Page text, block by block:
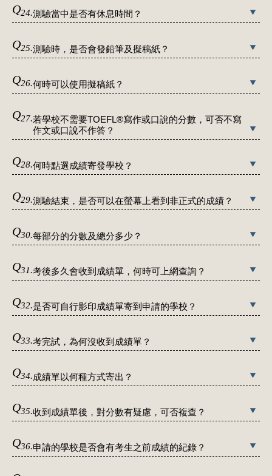
Q24.測驗當中是否有休息時間？
Q25.測驗時，是否會發鉛筆及擬稿紙？
Q26.何時可以使用擬稿紙？
Q27.若學校不需要TOEFL®寫作或口說的分數，可否不寫
作文或口說不作答？
Q28.何時點選成績寄發學校？
Q29.測驗結束，是否可以在螢幕上看到非正式的成績？
Q30.每部分的分數及總分多少？
Q31.考後多久會收到成績單，何時可上網查詢？
Q32.是否可自行影印成績單寄到申請的學校？
Q33.考完試，為何沒收到成績單？
Q34.成績單以何種方式寄出？
Q35.收到成績單後，對分數有疑慮，可否複查？
Q36.申請的學校是否會有考生之前成績的紀錄？